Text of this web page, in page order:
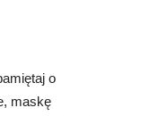
o
maskę